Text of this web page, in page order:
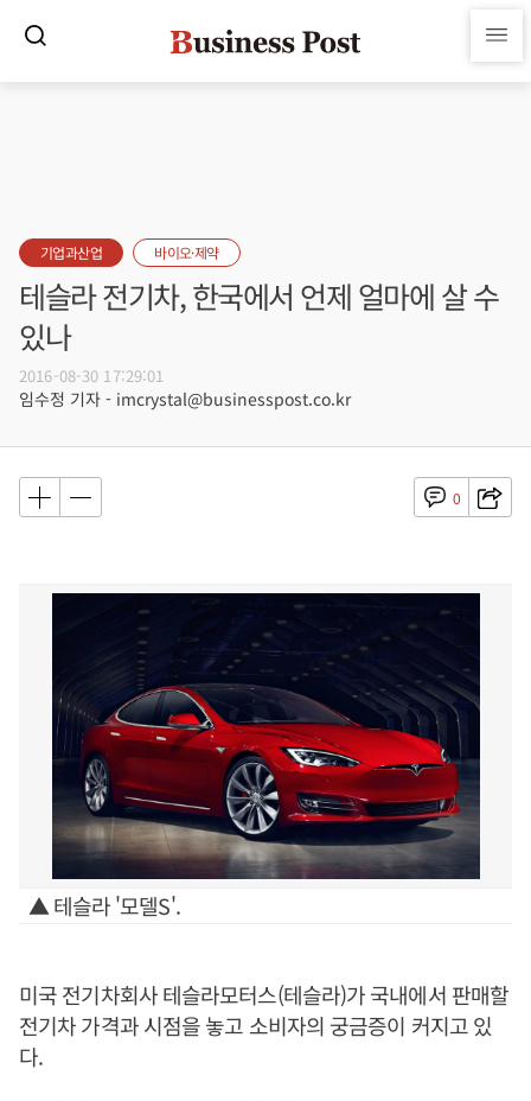
기업과산업 바이오·제약
테슬라 전기차, 한국에서 언제 얼마에 살 수
있나
2016-08-30 17:29:01
임수정 기자 - imcrystal@businesspost.co.kr
0
▲ 테슬라 '모델S'.
미국 전기차회사 테슬라모터스(테슬라)가 국내에서 판매할
전기차 가격과 시점을 놓고 소비자의 궁금증이 커지고 있
다.